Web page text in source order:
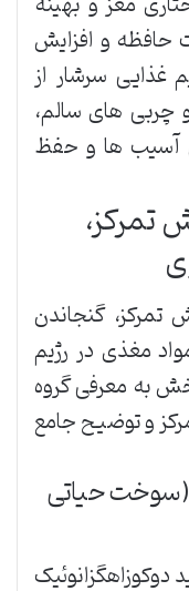
حافظه و افزایش
غذایی سرشار از
چربی های سالم،
آسیب ها و حفظ
تمرکز،
تمرکز، گنجاندن
مغذی در رژیم
به معرفی گروه
و توضیح جامع
منابع اسیدهای چرب امگا 3 (سوخت حیاتی
ویژه اسید دوکوزاهگزانوئیک